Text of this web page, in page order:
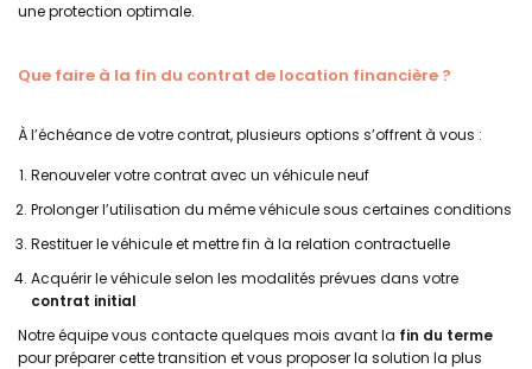
une protection optimale.
Que faire à la fin du contrat de location financière ?
À l’échéance de votre contrat, plusieurs options s’offrent à vous :
Renouveler votre contrat avec un véhicule neuf
Prolonger l’utilisation du même véhicule sous certaines conditions
Restituer le véhicule et mettre fin à la relation contractuelle
Acquérir le véhicule selon les modalités prévues dans votre
contrat initial
Notre équipe vous contacte quelques mois avant la fin du terme
pour préparer cette transition et vous proposer la solution la plus